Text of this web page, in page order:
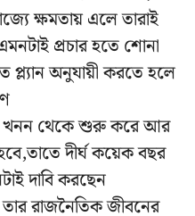
ক্ষমতায় এলে তারাই
প্রচার হতে শোনা
প্ল্যান অনুযায়ী করতে হলে
খনন থেকে শুরু করে আর
দীর্ঘ কয়েক বছর
দাবি করছেন
রাজনৈতিক জীবনের